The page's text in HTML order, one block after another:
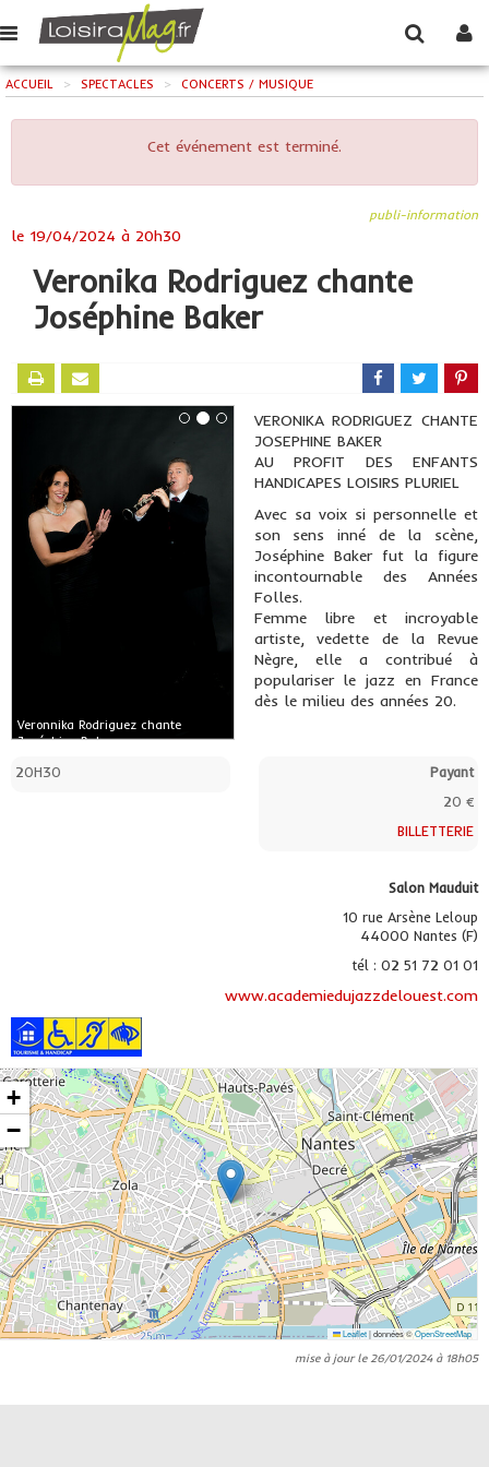
ACCUEIL > SPECTACLES > CONCERTS / MUSIQUE
Cet événement est terminé.
publi-information
le 19/04/2024 à 20h30
Veronika Rodriguez chante
Joséphine Baker
Veronnika Rodriguez chante
Joséphine Baker
VERONIKA RODRIGUEZ CHANTE
JOSEPHINE BAKER
AU PROFIT DES ENFANTS
HANDICAPES LOISIRS PLURIEL
Avec sa voix si personnelle et
son sens inné de la scène,
Joséphine Baker fut la figure
incontournable des Années
Folles.
Femme libre et incroyable
artiste, vedette de la Revue
Nègre, elle a contribué à
populariser le jazz en France
dès le milieu des années 20.
20H30
Payant
20 €
BILLETTERIE
Salon Mauduit
10 rue Arsène Leloup
44000 Nantes (F)
tél : 02 51 72 01 01
www.academiedujazzdelouest.com
+
−
Leaflet|données ©OpenStreetMap
mise à jour le 26/01/2024 à 18h05